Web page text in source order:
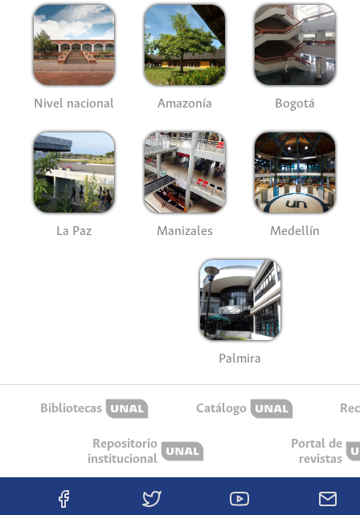
Nivel nacional Amazonía Bogotá
La Paz Manizales Medellín
Palmira
Bibliotecas Catálogo
Repositorio
institucional
Portal de
revistas